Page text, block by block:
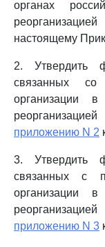
органах
настоящему
2. Утвердить
связанных
организации
приложению N 2
3. Утвердить
связанных с
организации
приложению N 3